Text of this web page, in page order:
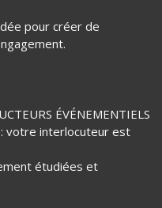
pour créer de
ÉVÉNEMENTIELS
votre interlocuteur est
étudiées et